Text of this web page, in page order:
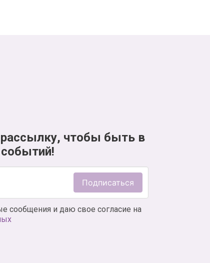
чтобы быть в
Подписаться
сообщения и даю свое согласие на